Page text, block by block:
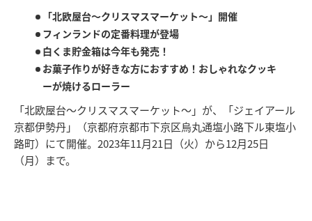
「北欧屋台～クリスマスマーケット～」開催
フィンランドの定番料理が登場
白くま貯金箱は今年も発売！
お菓子作りが好きな方におすすめ！おしゃれなクッキ
ーが焼けるローラー
「北欧屋台～クリスマスマーケット～」が、「ジェイアール
京都伊勢丹」（京都府京都市下京区烏丸通塩小路下ル東塩小
路町）にて開催。2023年11月21日（火）から12月25日
（月）まで。